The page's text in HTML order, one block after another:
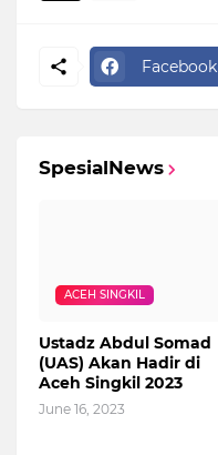
Facebook
SpesialNews
ACEH SINGKIL
Ustadz Abdul Somad
(UAS) Akan Hadir di
Aceh Singkil 2023
June 16, 2023